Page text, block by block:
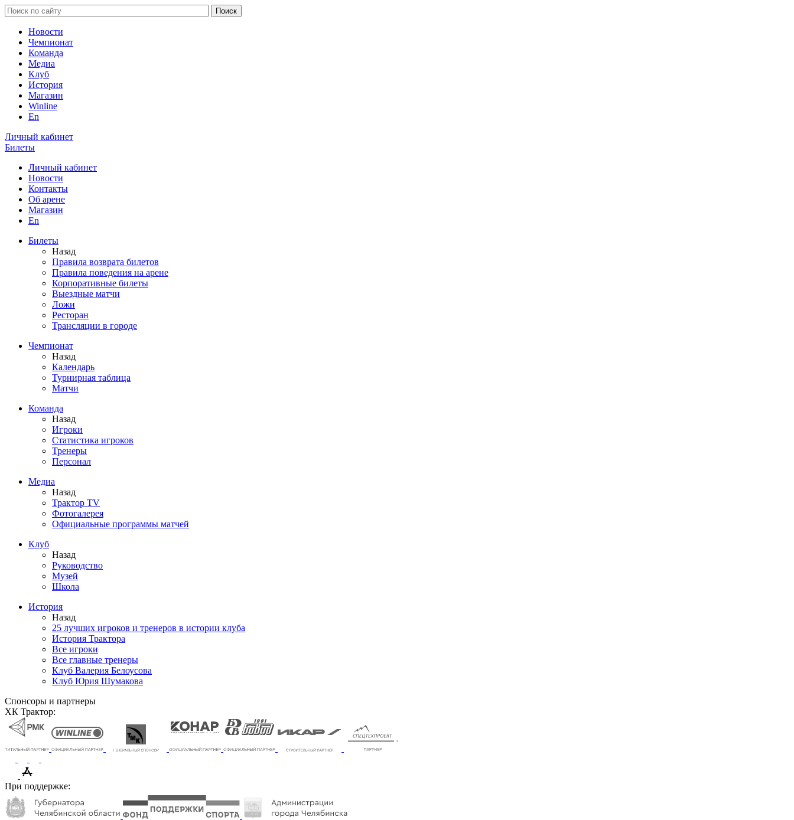
Новости
Чемпионат
Команда
Медиа
Клуб
История
Магазин
Winline
En
Личный кабинет
Билеты
Личный кабинет
Новости
Контакты
Об арене
Магазин
En
Билеты
Назад
Правила возврата билетов
Правила поведения на арене
Корпоративные билеты
Выездные матчи
Ложи
Ресторан
Трансляции в городе
Чемпионат
Назад
Календарь
Турнирная таблица
Матчи
Команда
Назад
Игроки
Статистика игроков
Тренеры
Персонал
Медиа
Назад
Трактор TV
Фотогалерея
Официальные программы матчей
Клуб
Назад
Руководство
Музей
Школа
История
Назад
25 лучших игроков и тренеров в истории клуба
История Трактора
Все игроки
Все главные тренеры
Клуб Валерия Белоусова
Клуб Юрия Шумакова
Спонсоры и партнеры
ХК Трактор:
При поддержке: